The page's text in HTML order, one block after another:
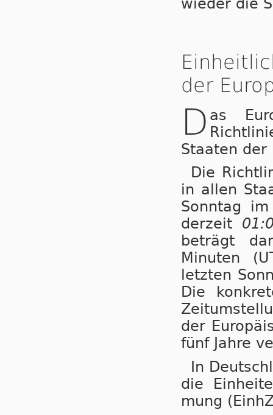
wieder die
der
D as
Staaten der
Die
in allen
Sonntag
derzeit
beträgt
Minuten
letzten
Die
der
fünf Jahre
In
die
mung